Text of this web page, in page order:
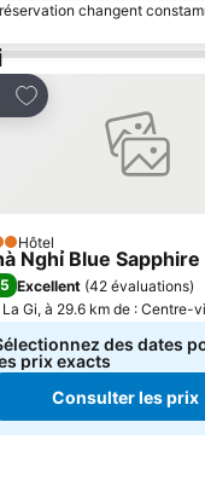
changent
Ajouter à mes favoris
Hôtel
Nghỉ Blue
Excellent (42 évaluations)
La Gi, à 29.6 km de : Centre-
des dates
prix exacts
Consulter les prix